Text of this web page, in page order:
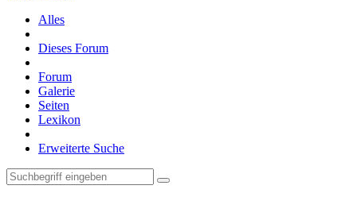
Alles
Dieses Forum
Forum
Galerie
Seiten
Lexikon
Erweiterte Suche